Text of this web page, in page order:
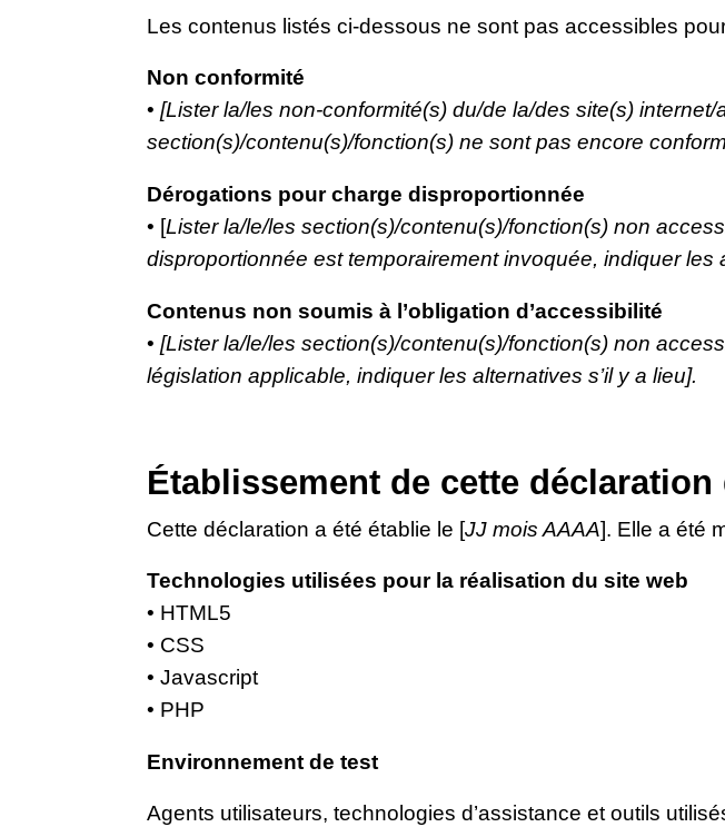
Les contenus listés ci-dessous ne sont pas accessibles
Non conformité
• [Lister la/les non-conformité(s) du/de la/des site(s)
section(s)/contenu(s)/fonction(s) ne sont pas encore
Dérogations pour charge disproportionnée
• [Lister la/le/les section(s)/contenu(s)/fonction(s) non
disproportionnée est temporairement invoquée, indiquer les
Contenus non soumis à l’obligation d’accessibilité
• [Lister la/le/les section(s)/contenu(s)/fonction(s) non
législation applicable, indiquer les alternatives s’il y a lieu].
Établissement de cette déclaration
Cette déclaration a été établie le [JJ mois AAAA]. Elle a été
Technologies utilisées pour la réalisation du site web
• HTML5
• CSS
• Javascript
• PHP
Environnement de test
Agents utilisateurs, technologies d’assistance et outils